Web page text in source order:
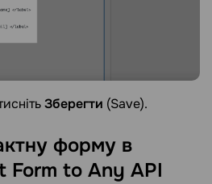
Зберегти (Save).
форму в
Form to Any API